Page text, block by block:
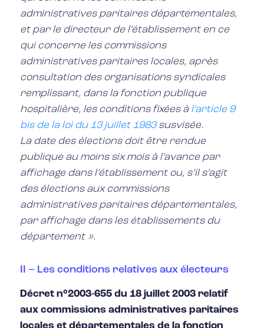
administratives paritaires départementales,
et par le directeur de l’établissement en ce
qui concerne les commissions
administratives paritaires locales, après
consultation des organisations syndicales
remplissant, dans la fonction publique
hospitalière, les conditions fixées à l’article 9
bis de la loi du 13 juillet 1983susvisée.
La date des élections doit être rendue
publique au moins six mois à l’avance par
affichage dans l’établissement ou, s’il s’agit
des élections aux commissions
administratives paritaires départementales,
par affichage dans les établissements du
département ».
II – Les conditions relatives aux électeurs
Décret n°2003-655 du 18 juillet 2003 relatif
aux commissions administratives paritaires